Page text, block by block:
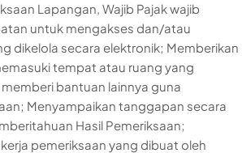
Lapangan, Wajib Pajak wajib
untuk mengakses dan/atau
dikelola secara elektronik; Memberikan
tempat atau ruang yang
memberi bantuan lainnya guna
Menyampaikan tanggapan secara
Hasil Pemeriksaan;
kerja pemeriksaan yang dibuat oleh